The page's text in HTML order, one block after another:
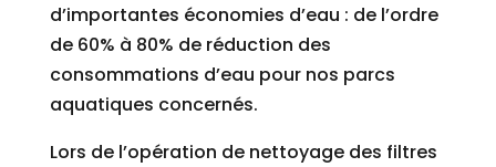
d’importantes économies d’eau : de l’ordre
de 60% à 80% de réduction des
consommations d’eau pour nos parcs
aquatiques concernés.
Lors de l’opération de nettoyage des filtres